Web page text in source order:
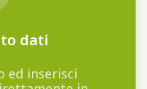
dati
ed inserisci